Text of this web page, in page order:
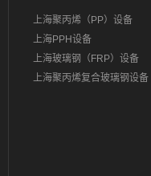
上海聚丙烯（PP）设备
上海PPH设备
上海玻璃钢（FRP）设备
上海聚丙烯复合玻璃钢设备